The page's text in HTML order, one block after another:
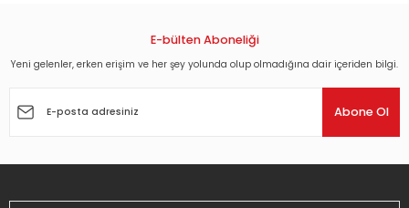
Görüş ve önerileriniz için teşekkür ederiz.
Ürün açıklamasında eksik bilgiler bulunuyor.
E-bülten Aboneliği
Yeni gelenler, erken erişim ve her şey yolunda olup olmadığına dair içeriden bilgi.
Abone Ol